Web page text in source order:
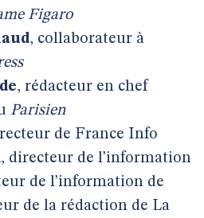
Figaro
, collaborateur à
, rédacteur en chef
Parisien
de France Info
, directeur de l’information
de l’information de
de la rédaction de La